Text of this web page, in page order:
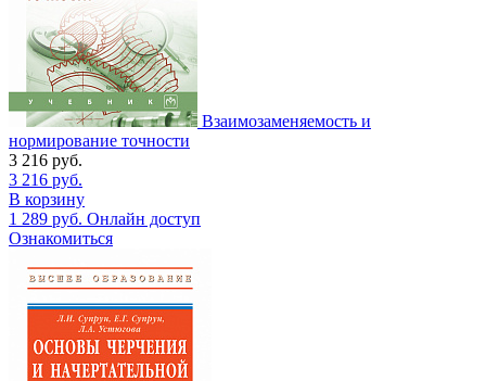
Взаимозаменяемость и
нормирование точности
3 216 руб.
3 216 руб.
В корзину
1 289 руб. Онлайн доступ
Ознакомиться